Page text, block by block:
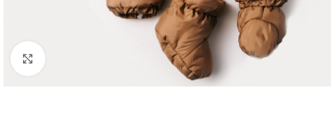
Нажмите, чтобы увеличить